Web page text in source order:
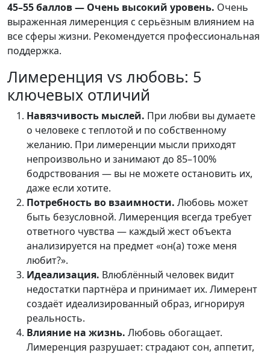
45–55 баллов — Очень высокий уровень. Очень
выраженная лимеренция с серьёзным влиянием на
все сферы жизни. Рекомендуется профессиональная
поддержка.
Лимеренция vs любовь: 5
ключевых отличий
Навязчивость мыслей. При любви вы думаете
о человеке с теплотой и по собственному
желанию. При лимеренции мысли приходят
непроизвольно и занимают до 85–100%
бодрствования — вы не можете остановить их,
даже если хотите.
Потребность во взаимности. Любовь может
быть безусловной. Лимеренция всегда требует
ответного чувства — каждый жест объекта
анализируется на предмет «он(а) тоже меня
любит?».
Идеализация. Влюблённый человек видит
недостатки партнёра и принимает их. Лимерент
создаёт идеализированный образ, игнорируя
реальность.
Влияние на жизнь. Любовь обогащает.
Лимеренция разрушает: страдают сон, аппетит,